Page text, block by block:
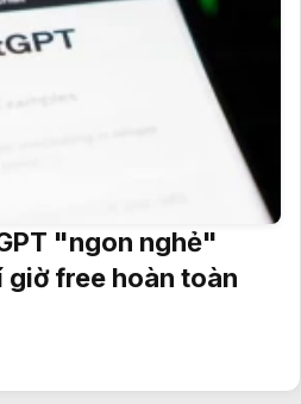
"ngon nghẻ"
free hoàn toàn